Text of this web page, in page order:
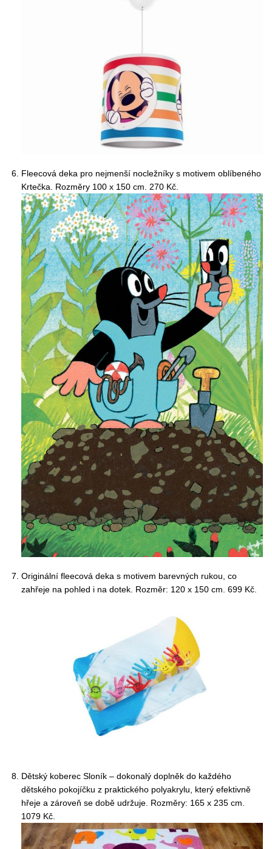
Fleecová deka pro nejmenší nocležníky s motivem oblíbeného
Krtečka. Rozměry 100 x 150 cm. 270 Kč.
Originální fleecová deka s motivem barevných rukou, co
zahřeje na pohled i na dotek. Rozměr: 120 x 150 cm. 699 Kč.
Dětský koberec Sloník – dokonalý doplněk do každého
dětského pokojíčku z praktického polyakrylu, který efektivně
hřeje a zároveň se době udržuje. Rozměry: 165 x 235 cm.
1079 Kč.